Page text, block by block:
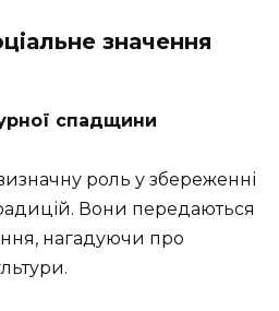
значення
спадщини
роль у збереженні
Вони передаються
нагадуючи про